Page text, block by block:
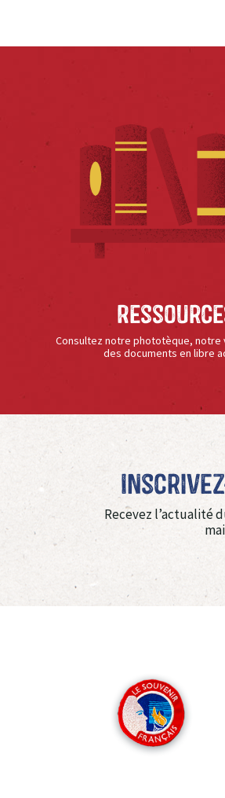
Consultez notre phototèque,
des documents en libre
Recevez l’actualité